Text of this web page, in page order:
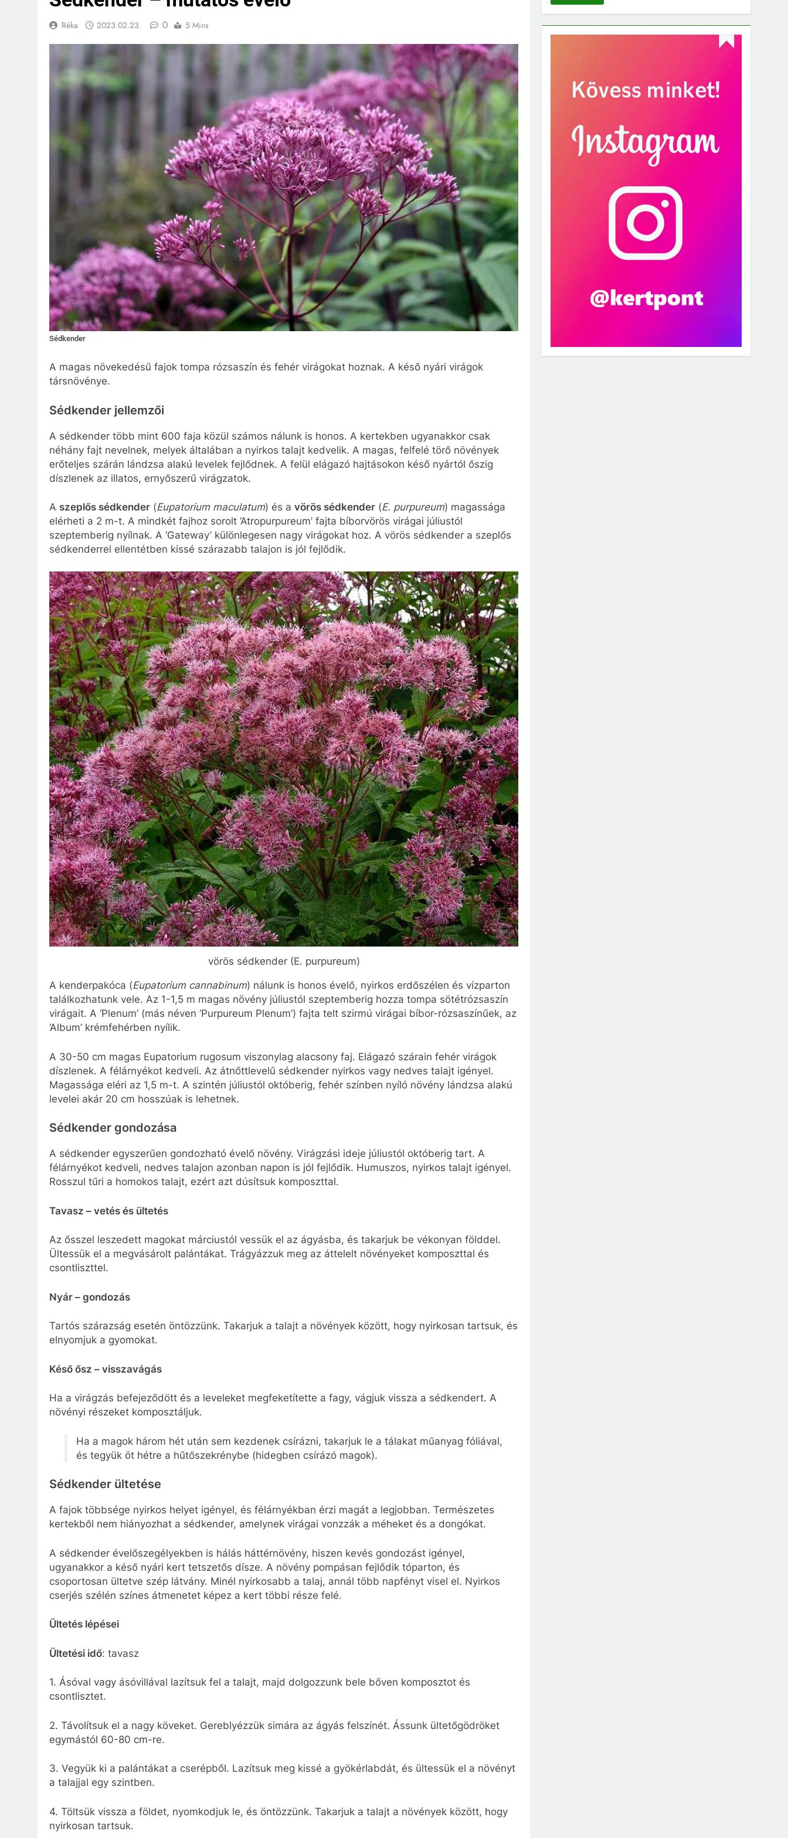
Réka 2023.02.23. 0 5 Mins
Sédkender
A magas növekedésű fajok tompa rózsaszín és fehér virágokat hoznak. A késő nyári virágok
társnövénye.
Sédkender jellemzői
A sédkender több mint 600 faja közül számos nálunk is honos. A kertekben ugyanakkor csak
néhány fajt nevelnek, melyek általában a nyirkos talajt kedvelik. A magas, felfelé törő növények
erőteljes szárán lándzsa alakú levelek fejlődnek. A felül elágazó hajtásokon késő nyártól őszig
díszlenek az illatos, ernyőszerű virágzatok.
A szeplős sédkender (Eupatorium maculatum) és a vörös sédkender (E. purpureum) magassága
elérheti a 2 m-t. A mindkét fajhoz sorolt ‘Atropurpureum’ fajta bíborvörös virágai júliustól
szeptemberig nyílnak. A ‘Gateway’ különlegesen nagy virágokat hoz. A vörös sédkender a szeplős
sédkenderrel ellentétben kissé szárazabb talajon is jól fejlődik.
vörös sédkender (E. purpureum)
A kenderpakóca (Eupatorium cannabinum) nálunk is honos évelő, nyirkos erdőszélen és vízparton
találkozhatunk vele. Az 1-1,5 m magas növény júliustól szeptemberig hozza tompa sötétrózsaszín
virágait. A ‘Plenum’ (más néven ‘Purpureum Plenum’) fajta telt szirmú virágai bíbor-rózsaszínűek, az
‘Album’ krémfehérben nyílik.
A 30-50 cm magas Eupatorium rugosum viszonylag alacsony faj. Elágazó szárain fehér virágok
díszlenek. A félárnyékot kedveli. Az átnőttlevelű sédkender nyirkos vagy nedves talajt igényel.
Magassága eléri az 1,5 m-t. A szintén júliustól októberig, fehér színben nyíló növény lándzsa alakú
levelei akár 20 cm hosszúak is lehetnek.
Sédkender gondozása
A sédkender egyszerűen gondozható évelő növény. Virágzási ideje júliustól októberig tart. A
félárnyékot kedveli, nedves talajon azonban napon is jól fejlődik. Humuszos, nyirkos talajt igényel.
Rosszul tűri a homokos talajt, ezért azt dúsítsuk komposzttal.
Tavasz – vetés és ültetés
Az ősszel leszedett magokat márciustól vessük el az ágyásba, és takarjuk be vékonyan földdel.
Ültessük el a megvásárolt palántákat. Trágyázzuk meg az áttelelt növényeket komposzttal és
csontliszttel.
Nyár – gondozás
Tartós szárazság esetén öntözzünk. Takarjuk a talajt a növények között, hogy nyirkosan tartsuk, és
elnyomjuk a gyomokat.
Késő ősz – visszavágás
Ha a virágzás befejeződött és a leveleket megfeketítette a fagy, vágjuk vissza a sédkendert. A
növényi részeket komposztáljuk.
Ha a magok három hét után sem kezdenek csírázni, takarjuk le a tálakat műanyag fóliával,
és tegyük öt hétre a hűtőszekrénybe (hidegben csírázó magok).
Sédkender ültetése
A fajok többsége nyirkos helyet igényel, és félárnyékban érzi magát a legjobban. Természetes
kertekből nem hiányozhat a sédkender, amelynek virágai vonzzák a méheket és a dongókat.
A sédkender évelőszegélyekben is hálás háttérnövény, hiszen kevés gondozást igényel,
ugyanakkor a késő nyári kert tetszetős dísze. A növény pompásan fejlődik tóparton, és
csoportosan ültetve szép látvány. Minél nyirkosabb a talaj, annál több napfényt visel el. Nyirkos
cserjés szélén színes átmenetet képez a kert többi része felé.
Ültetés lépései
Ültetési idő: tavasz
1. Ásóval vagy ásóvillával lazítsuk fel a talajt, majd dolgozzunk bele bőven komposztot és
csontlisztet.
2. Távolítsuk el a nagy köveket. Gereblyézzük simára az ágyás felszínét. Ássunk ültetőgödröket
egymástól 60-80 cm-re.
3. Vegyük ki a palántákat a cserépből. Lazítsuk meg kissé a gyökérlabdát, és ültessük el a növényt
a talajjal egy szintben.
4. Töltsük vissza a földet, nyomkodjuk le, és öntözzünk. Takarjuk a talajt a növények között, hogy
nyirkosan tartsuk.